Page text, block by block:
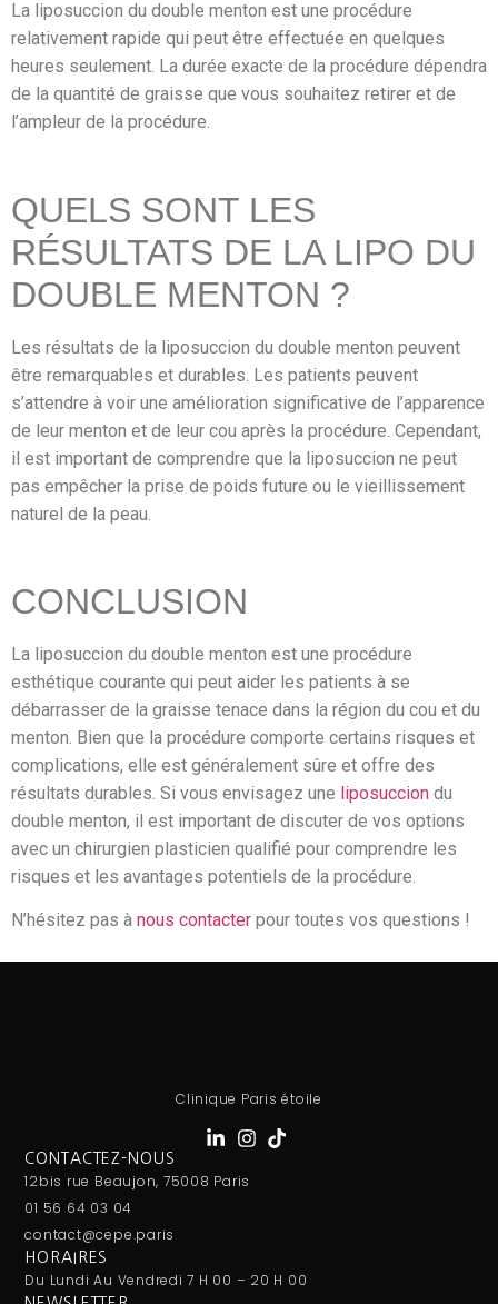
La liposuccion du double menton est une procédure
relativement rapide qui peut être effectuée en quelques
heures seulement. La durée exacte de la procédure dépendra
de la quantité de graisse que vous souhaitez retirer et de
l’ampleur de la procédure.
QUELS SONT LES
RÉSULTATS DE LA LIPO DU
DOUBLE MENTON ?
Les résultats de la liposuccion du double menton peuvent
être remarquables et durables. Les patients peuvent
s’attendre à voir une amélioration significative de l’apparence
de leur menton et de leur cou après la procédure. Cependant,
il est important de comprendre que la liposuccion ne peut
pas empêcher la prise de poids future ou le vieillissement
naturel de la peau.
CONCLUSION
La liposuccion du double menton est une procédure
esthétique courante qui peut aider les patients à se
débarrasser de la graisse tenace dans la région du cou et du
menton. Bien que la procédure comporte certains risques et
complications, elle est généralement sûre et offre des
résultats durables. Si vous envisagez une liposuccion du
double menton, il est important de discuter de vos options
avec un chirurgien plasticien qualifié pour comprendre les
risques et les avantages potentiels de la procédure.
N’hésitez pas à nous contacter pour toutes vos questions !
Clinique Paris étoile
CONTACTEZ-NOUS
12bis rue Beaujon, 75008 Paris
01 56 64 03 04
contact@cepe.paris
HORAIRES
Du Lundi Au Vendredi 7 H 00 – 20 H 00